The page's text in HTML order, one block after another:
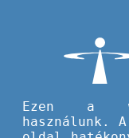
Ezen a
használunk.